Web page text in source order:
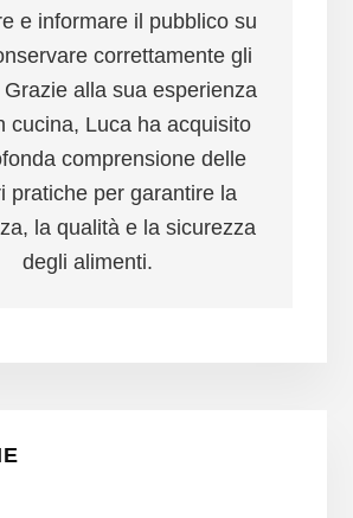
e informare il pubblico su
correttamente gli
alla sua esperienza
cucina, Luca ha acquisito
comprensione delle
pratiche per garantire la
la qualità e la sicurezza
degli alimenti.